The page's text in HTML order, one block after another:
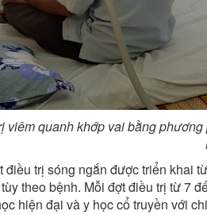
viêm quanh khớp vai bằng
điều trị sóng ngắn được triển khai
theo bệnh. Mỗi đợt điều trị từ 7
hiện đại và y học cổ truyền với